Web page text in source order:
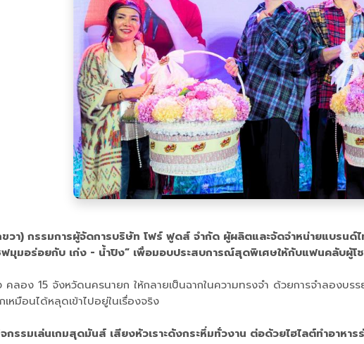
า) กรรมการผู้จัดการบริษัท โฟร์ ฟูดส์ จำกัด ผู้ผลิตและจัดจำหน่ายแบรน
ฟมุมอร่อยกับ เก่ง - น้ำปิง” เพื่อมอบประสบการณ์สุดพิเศษให้กับแฟนคลับผู้โ
อง 15 จังหวัดนครนายก ให้กลายเป็นฉากในความทรงจำ ด้วยการจำลองบรร
มือนได้หลุดเข้าไปอยู่ในเรื่องจริง
รมเล่นเกมสุดมันส์ เสียงหัวเราะดังกระหึ่มทั่วงาน ต่อด้วยไฮไลต์ทำอาหา